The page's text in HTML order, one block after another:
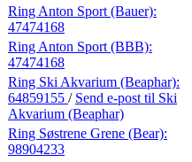
Ring Anton Sport (Bauer):
47474168
Ring Anton Sport (BBB):
47474168
Ring Ski Akvarium (Beaphar):
64859155 / Send e-post til Ski
Akvarium (Beaphar)
Ring Søstrene Grene (Bear):
98904233